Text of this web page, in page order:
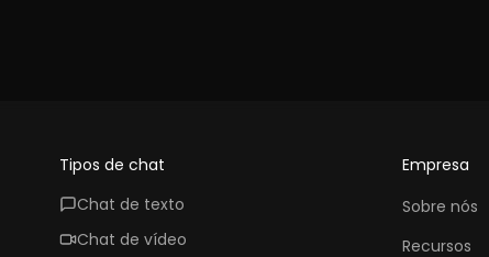
Tipos de chat
Chat de texto
Chat de vídeo
Empresa
Sobre nós
Recursos